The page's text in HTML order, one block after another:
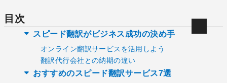
目次
スピード翻訳がビジネス成功の決め手
オンライン翻訳サービスを活用しよう
翻訳代行会社との納期の違い
おすすめのスピード翻訳サービス7選